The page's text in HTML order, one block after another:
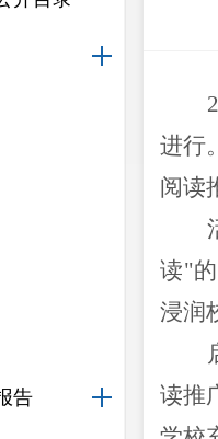
告
进行
阅读
读"
浸润
读推